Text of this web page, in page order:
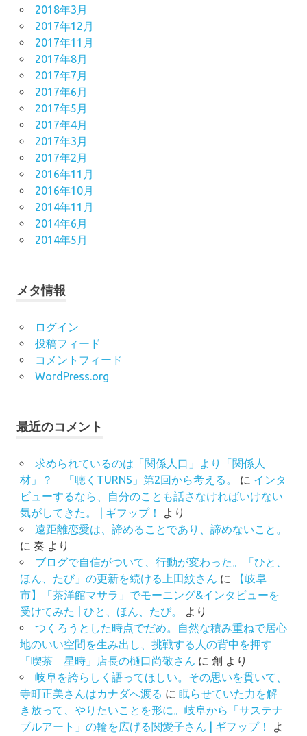
2018年3月
2017年12月
2017年11月
2017年8月
2017年7月
2017年6月
2017年5月
2017年4月
2017年3月
2017年2月
2016年11月
2016年10月
2014年11月
2014年6月
2014年5月
メタ情報
ログイン
投稿フィード
コメントフィード
WordPress.org
最近のコメント
求められているのは「関係人口」より「関係人
材」？ 「聴くTURNS」第2回から考える。
に インタ
ビューするなら、自分のことも話さなければいけない
気がしてきた。 | ギフップ！
より
遠距離恋愛は、諦めることであり、諦めないこと。
に 奏 より
ブログで自信がついて、行動が変わった。「ひと、
ほん、たび」の更新を続ける上田紋さん に
【岐阜
市】「茶洋館マサラ」でモーニング&インタビューを
受けてみた | ひと、ほん、たび。
より
つくろうとした時点でだめ。自然な積み重ねで居心
地のいい空間を生み出し、挑戦する人の背中を押す
「喫茶 星時」店長の樋口尚敬さん に 創 より
岐阜を誇らしく語ってほしい。その思いを貫いて、
寺町正美さんはカナダへ渡る に 眠らせていた力を解
き放って、やりたいことを形に。岐阜から「サステナ
ブルアート」の輪を広げる関愛子さん | ギフップ！
よ